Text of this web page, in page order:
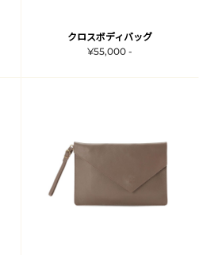
クロスボディバッグ
¥55,000 -